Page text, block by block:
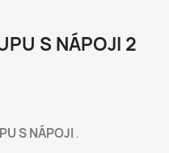
S NÁPOJI 2
S NÁPOJI .